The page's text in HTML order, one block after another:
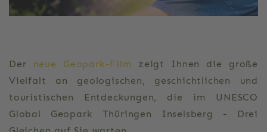
Der neue Geopark-Film zeigt Ihnen die große
Vielfalt an geologischen, geschichtlichen und
touristischen Entdeckungen, die im UNESCO
Global Geopark Thüringen Inselsberg - Drei